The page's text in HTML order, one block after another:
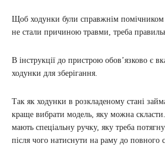
Щоб ходунки були справжнім помічником
не стали причиною травми, треба
В інструкції до пристрою обов’язково є
ходунки для зберігання.
Так як ходунки в розкладеному стані
краще вибрати модель, яку можна скласти.
мають спеціальну ручку, яку треба
після чого натиснути на раму до повного